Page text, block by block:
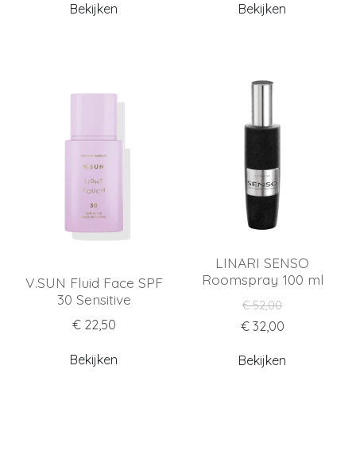
Bekijken Bekijken
V.SUN Fluid Face SPF
30 Sensitive
€ 22,50
Bekijken
LINARI SENSO
Roomspray 100 ml
€ 52,00
€ 32,00
Bekijken